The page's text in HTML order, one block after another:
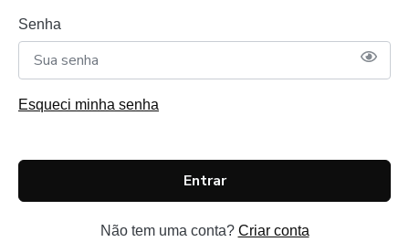
Senha
Esqueci minha senha
Entrar
Não tem uma conta? Criar conta